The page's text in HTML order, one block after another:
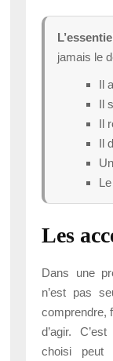
jamais le
Il
Il
Il
Il
Les
Dans une
n’est pas
comprendre,
d’agir.
choisi